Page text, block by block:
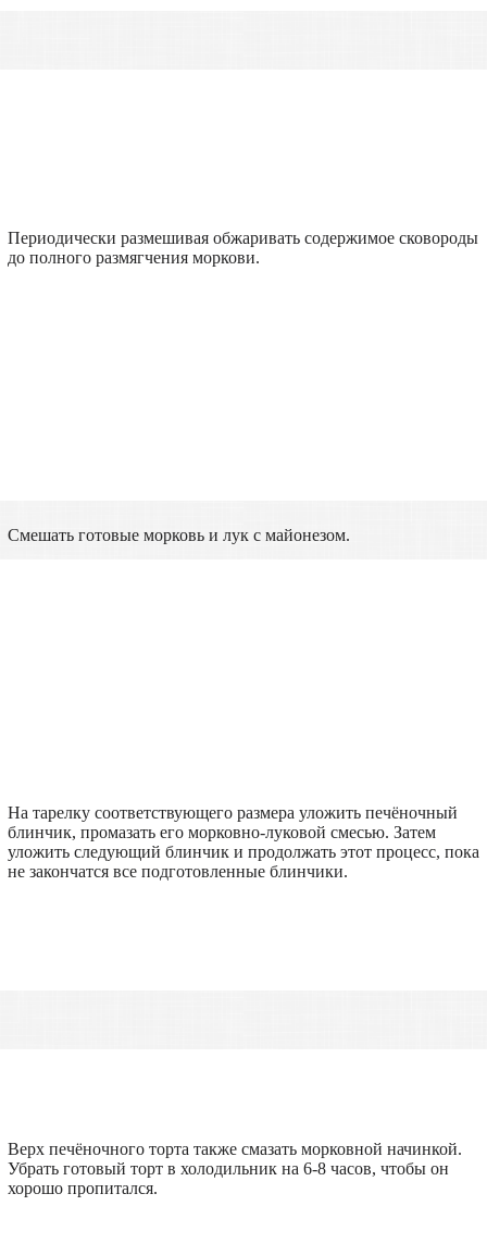
Периодически размешивая обжаривать содержимое сковороды
до полного размягчения моркови.
Смешать готовые морковь и лук с майонезом.
На тарелку соответствующего размера уложить печёночный
блинчик, промазать его морковно-луковой смесью. Затем
уложить следующий блинчик и продолжать этот процесс, пока
не закончатся все подготовленные блинчики.
Верх печёночного торта также смазать морковной начинкой.
Убрать готовый торт в холодильник на 6-8 часов, чтобы он
хорошо пропитался.